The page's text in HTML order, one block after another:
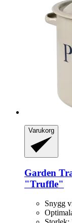
Varukorg
Garden
"Truffle"
Snygg